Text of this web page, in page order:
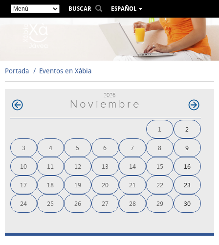
BUSCAR
ESPAÑOL
VALENCIÀ
ENGLISH
FRANÇAIS
Portada Eventos en Xàbia
2026
Noviembre
1 2
3 4 5 6 7 8 9
10 11 12 13 14 15 16
17 18 19 20 21 22 23
24 25 26 27 28 29 30